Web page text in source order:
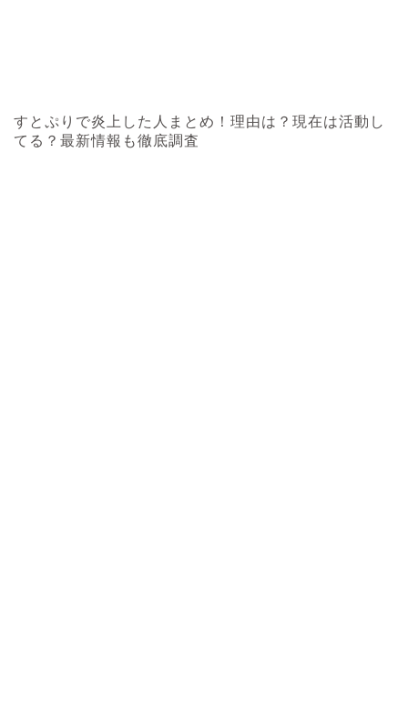
すとぷりで炎上した人まとめ！理由は？現在は活動し
てる？最新情報も徹底調査